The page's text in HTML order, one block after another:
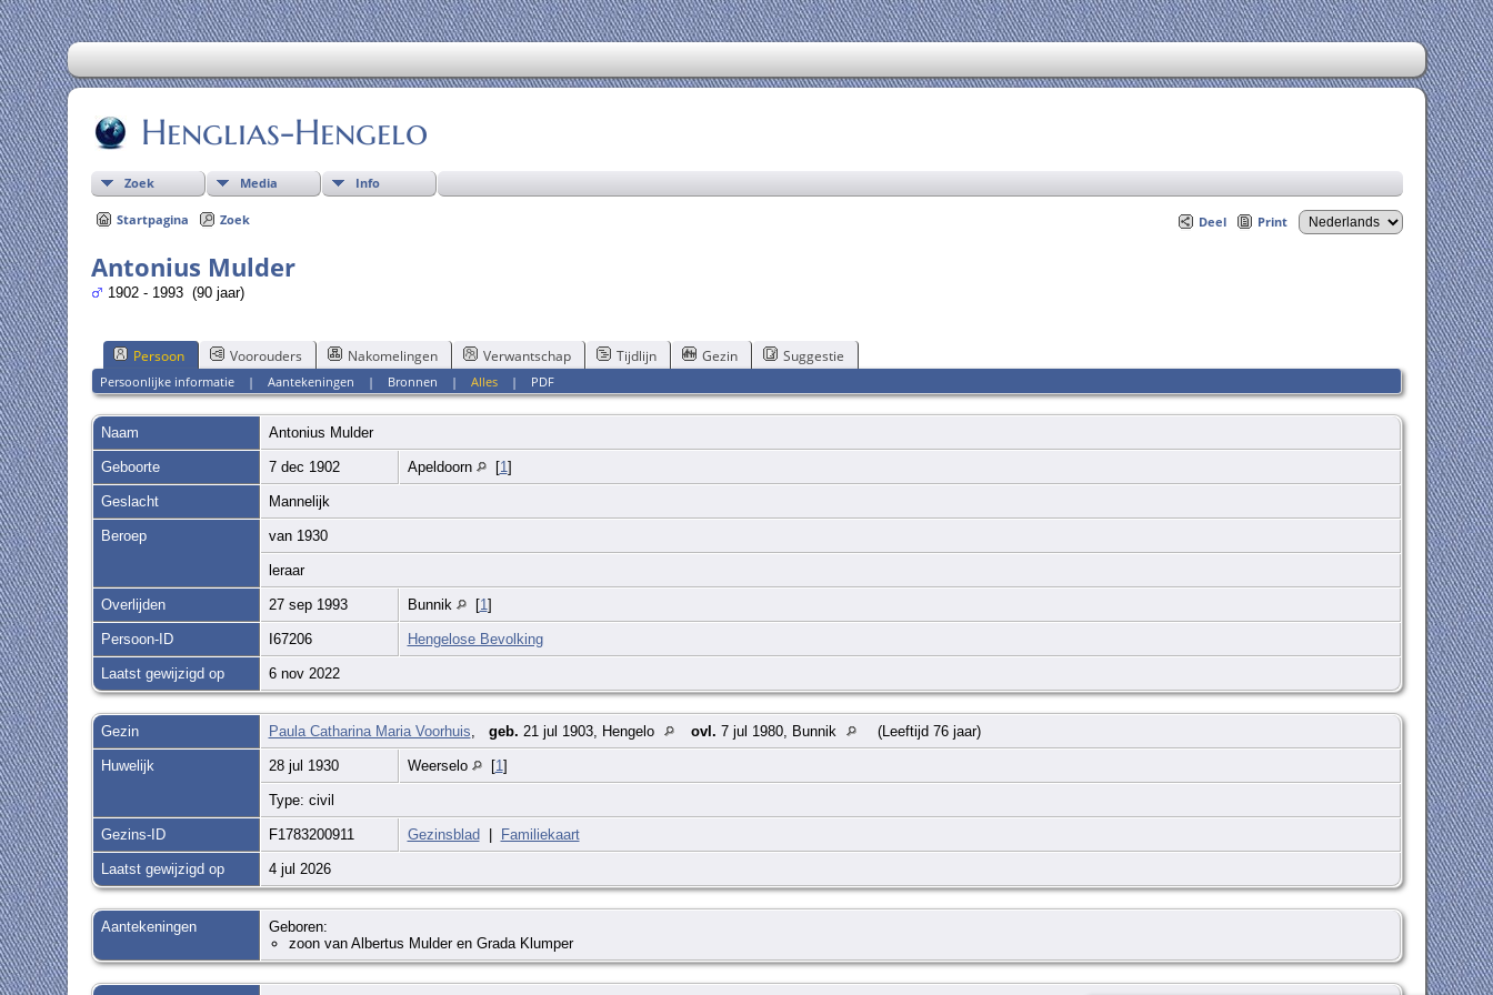
Henglias-Hengelo
Zoek Media Info
Startpagina Zoek Deel Print
Antonius Mulder
1902 - 1993 (90 jaar)
Persoon Voorouders Nakomelingen Verwantschap Tijdlijn Gezin Suggestie
Persoonlijke informatie |Aantekeningen | Bronnen |Alles | PDF
Naam Antonius Mulder
Geboorte 7 dec 1902 Apeldoorn [1 ]
Geslacht Mannelijk
Beroep van 1930
leraar
Overlijden 27 sep 1993 Bunnik [1 ]
Persoon-ID I67206 Hengelose Bevolking
Laatst gewijzigd op 6 nov 2022
Gezin Paula Catharina Maria Voorhuis geb. 21 jul 1903, Hengelo ovl. 7 jul 1980, Bunnik (Leeftijd 76 jaar)
Huwelijk 28 jul 1930 Weerselo [1 ]
Type: civil
Gezins-ID F1783200911 Gezinsblad Familiekaart
Laatst gewijzigd op 4 jul 2026
Aantekeningen
Geboren:
zoon van Albertus Mulder en Grada Klumper